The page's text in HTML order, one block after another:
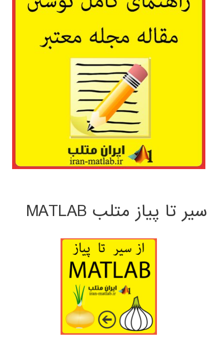
سیر تا پیاز متلب MATLAB